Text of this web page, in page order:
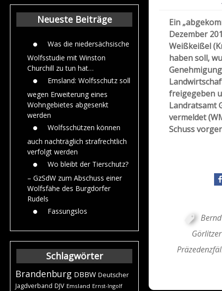
Beiträge aus dem
Neueste Beiträge
Was die niedersächsische
Wolfsstudie mit Winston
Churchill zu tun hat…
Emsland: Wolfsschutz soll
wegen Erweiterung eines
Wohngebietes abgesenkt
werden
Wolfsschützen können
auch nachträglich strafrechtlich
verfolgt werden
Wo bleibt der Tierschutz?
– GzSdW zum Abschuss einer
Wolfsfähe des Burgdorfer
Rudels
Fassungslos
Schlagwörter
Brandenburg DBBW Deutscher
Jagdverband DJV Emsland Ernst-Ingolf
Ein
Dezember
Weißkeißel
haben soll,
freigegeben
Landratsamt
vermeldet
Schuss